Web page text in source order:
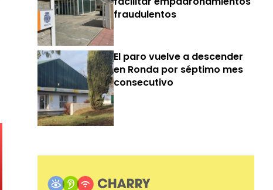
fraudulentos
El paro vuelve a descender
en Ronda por séptimo mes
consecutivo